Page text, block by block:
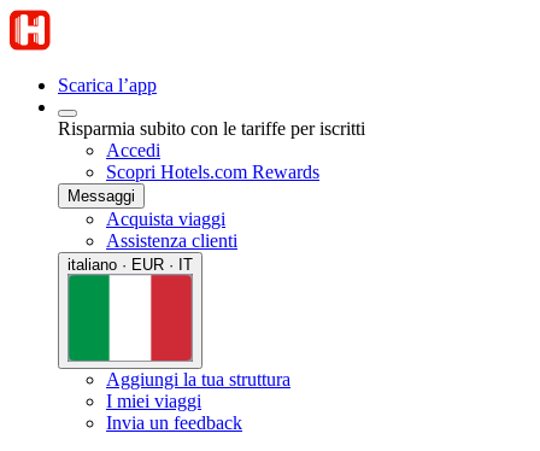
Scarica l’app
Risparmia subito con le tariffe per iscritti
Accedi
Scopri Hotels.com Rewards
Messaggi
Acquista viaggi
Assistenza clienti
italiano · EUR · IT
Aggiungi la tua struttura
I miei viaggi
Invia un feedback